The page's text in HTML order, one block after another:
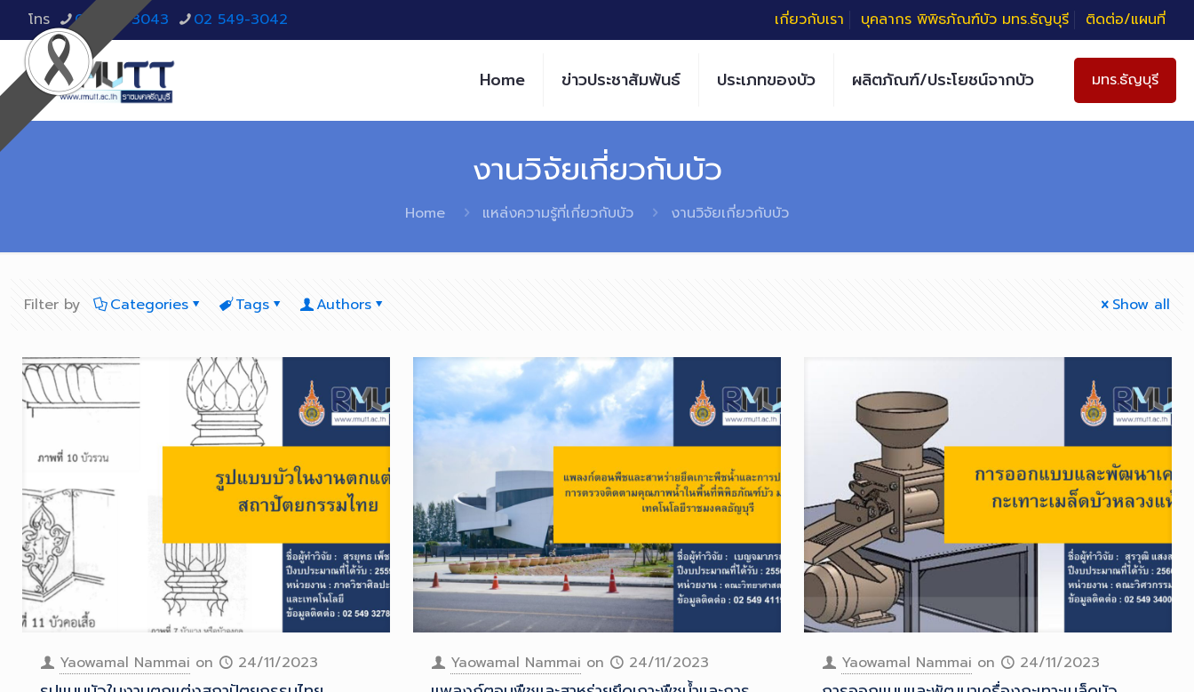
โทร 02 549-3043 02 549-3042 เกี่ยวกับเรา บุคลากร พิพิธภัณฑ์บัว มทร.ธัญบุรี ติดต่อ/แผนที่
Home ข่าวประชาสัมพันธ์ ประเภทของบัว ผลิตภัณฑ์/ประโยชน์จากบัว มทร.ธัญบุรี
งานวิจัยเกี่ยวกับบัว
Home แหล่งความรู้ที่เกี่ยวกับบัว งานวิจัยเกี่ยวกับบัว
Filter by Categories Tags Authors Show all
Yaowamal Nammai on 24/11/2023 Yaowamal Nammai on 24/11/2023 Yaowamal Nammai on 24/11/2023